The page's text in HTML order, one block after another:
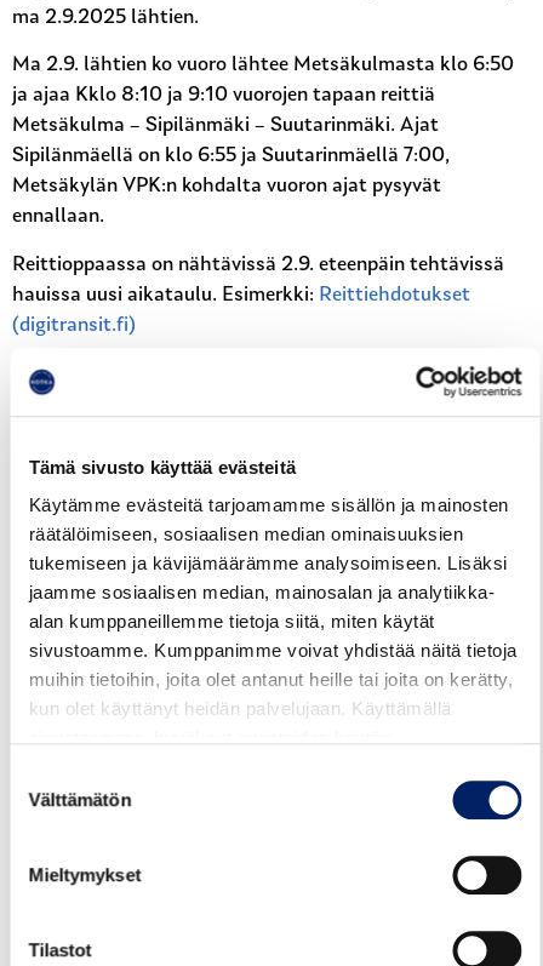
Tämä sivusto käyttää evästeitä
Käytämme evästeitä tarjoamamme sisällön ja mainosten
räätälöimiseen, sosiaalisen median ominaisuuksien
tukemiseen ja kävijämäärämme analysoimiseen. Lisäksi
jaamme sosiaalisen median, mainosalan ja analytiikka-
alan kumppaneillemme tietoja siitä, miten käytät
sivustoamme. Kumppanimme voivat yhdistää näitä tietoja
muihin tietoihin, joita olet antanut heille tai joita on kerätty,
kun olet käyttänyt heidän palvelujaan. Käyttämällä
valinta
Välttämätön
Mieltymykset
Tilastot
ma 2.9.2025 lähtien.
Ma 2.9. lähtien ko vuoro lähtee Metsäkulmasta klo 6:50
ja ajaa Kklo 8:10 ja 9:10 vuorojen tapaan reittiä
Metsäkulma – Sipilänmäki – Suutarinmäki. Ajat
Sipilänmäellä on klo 6:55 ja Suutarinmäellä 7:00,
Metsäkylän VPK:n kohdalta vuoron ajat pysyvät
ennallaan.
Reittioppaassa on nähtävissä 2.9. eteenpäin tehtävissä
hauissa uusi aikataulu. Esimerkki: Reittiehdotukset
(digitransit.fi)
Aikataulumuutos tulee näkyviin myös nettisivujen pdf-
aikatauluun.
aikana. Tuolloin siirrytään malliin, jossa Metsäkulman ja
Sipilänmäen suunnalla ajaa ison bussin sijasta pikkubussi.
Muutoksista tiedotetaan tarkemmin syksyn aikana.
Reittiopas Aikataulut Hinnasto